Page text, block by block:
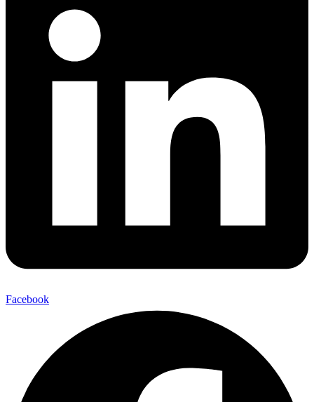
Facebook